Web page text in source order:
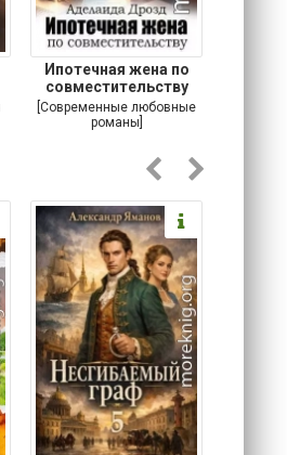
Ипотечная жена по
совместительству
[Современные любовные
романы]